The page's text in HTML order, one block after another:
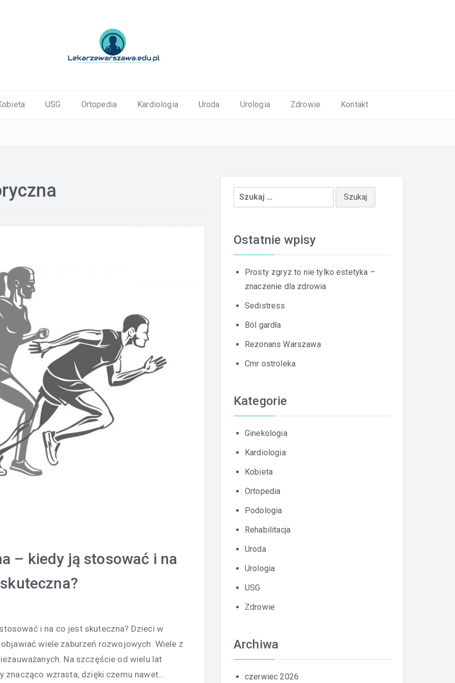
USG Ortopedia Kardiologia Uroda Urologia Zdrowie Kontakt
– kiedy ją stosować i na
i na co jest skuteczna? Dzieci w
wiele zaburzeń rozwojowych. Wiele z
Na szczęście od wielu lat
znacząco wzrasta, dzięki czemu nawet…
Szukaj:
Ostatnie wpisy
Prosty zgryz to nie tylko estetyka –
znaczenie dla zdrowia
Sedistress
Ból gardła
Rezonans Warszawa
Cmr ostroleka
Kategorie
Ginekologia
Kardiologia
Kobieta
Ortopedia
Podologia
Rehabilitacja
Uroda
Urologia
USG
Zdrowie
Archiwa
czerwiec 2026